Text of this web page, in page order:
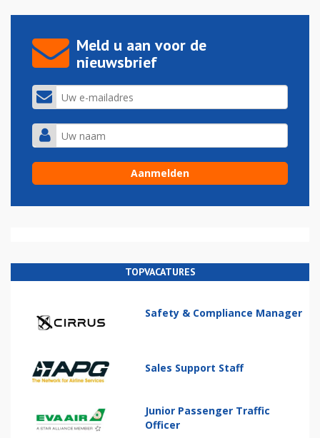
Meld u aan voor de
nieuwsbrief
TOPVACATURES
Safety & Compliance Manager
Sales Support Staff
Junior Passenger Traffic
Officer